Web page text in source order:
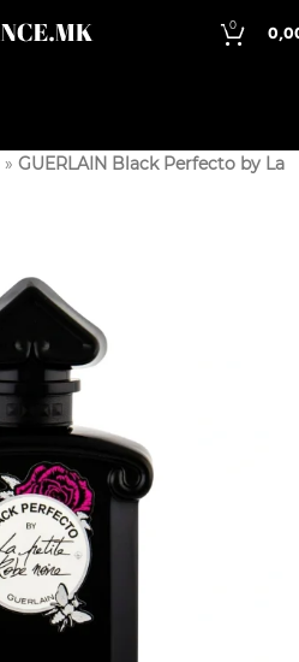
0
» GUERLAIN Black Perfecto by La